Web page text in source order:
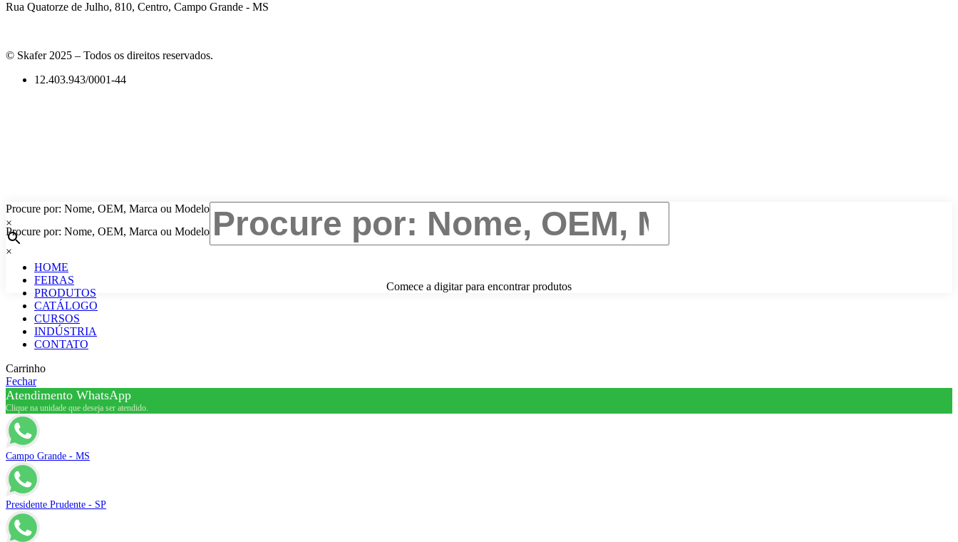
Rua Quatorze de Julho, 810, Centro, Campo Grande - MS
© Skafer 2025 – Todos os direitos reservados.
12.403.943/0001-44
Procure por: Nome, OEM, Marca ou Modelo
×
Comece a digitar para encontrar produtos
Procure por: Nome, OEM, Marca ou Modelo
×
HOME
FEIRAS
PRODUTOS
CATÁLOGO
CURSOS
INDÚSTRIA
CONTATO
Carrinho
Fechar
Atendimento WhatsApp
Clique na unidade que deseja ser atendido.
Campo Grande - MS
Presidente Prudente - SP